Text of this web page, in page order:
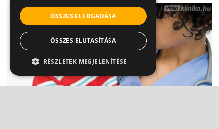
ÖSSZES ELFOGADÁSA
ÖSSZES ELUTASÍTÁSA
RÉSZLETEK MEGJELENÍTÉSE